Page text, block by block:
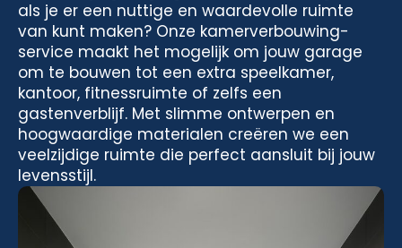
als je er een nuttige en waardevolle ruimte
van kunt maken? Onze kamerverbouwing-
service maakt het mogelijk om jouw garage
om te bouwen tot een extra speelkamer,
kantoor, fitnessruimte of zelfs een
gastenverblijf. Met slimme ontwerpen en
hoogwaardige materialen creëren we een
veelzijdige ruimte die perfect aansluit bij jouw
levensstijl.